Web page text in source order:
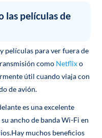
las películas de
películas para ver fuera de
como Netflixo
útil cuando viaja con
de avión.
es una excelente
ancho de banda Wi-Fi en
muchos beneficios